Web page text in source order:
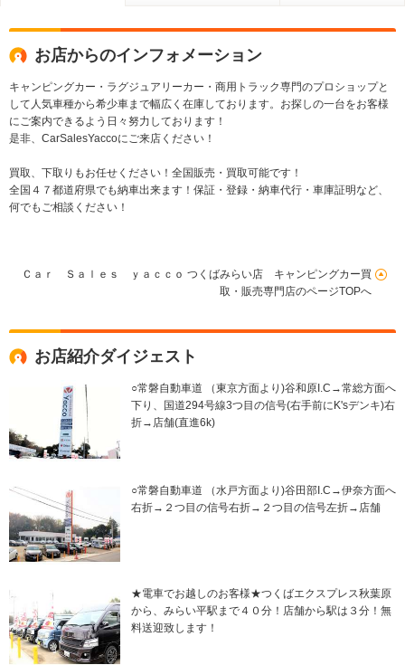
お店からのインフォメーション
キャンピングカー・ラグジュアリーカー・商用トラック専門のプロショップと
して人気車種から希少車まで幅広く在庫しております。お探しの一台をお客様
にご案内できるよう日々努力しております！
是非、CarSalesYaccoにご来店ください！
買取、下取りもお任せください！全国販売・買取可能です！
全国４７都道府県でも納車出来ます！保証・登録・納車代行・車庫証明など、
何でもご相談ください！
Ｃａｒ Ｓａｌｅｓ ｙａｃｃｏ つくばみらい店 キャンピングカー買
取・販売専門店のページTOPへ
お店紹介ダイジェスト
○常磐自動車道 （東京方面より)谷和原I.C→常総方面へ
下り、国道294号線3つ目の信号(右手前にK'sデンキ)右
折→店舗(直進6k)
○常磐自動車道 （水戸方面より)谷田部I.C→伊奈方面へ
右折→２つ目の信号右折→２つ目の信号左折→店舗
★電車でお越しのお客様★つくばエクスプレス秋葉原
から、みらい平駅まで４０分！店舗から駅は３分！無
料送迎致します！